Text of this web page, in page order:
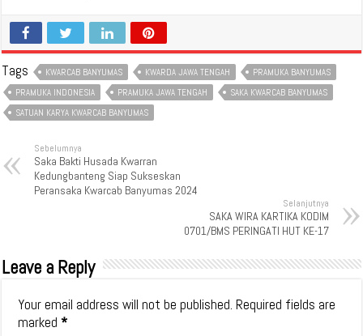
Tags KWARCAB BANYUMAS KWARDA JAWA TENGAH
PRAMUKA BANYUMAS
PRAMUKA INDONESIA
PRAMUKA JAWA TENGAH
SAKA KWARCAB BANYUMAS
SATUAN KARYA KWARCAB BANYUMAS
Sebelumnya
Saka Bakti Husada Kwarran
Kedungbanteng Siap Sukseskan
Peransaka Kwarcab Banyumas 2024
Selanjutnya
SAKA WIRA KARTIKA KODIM
0701/BMS PERINGATI HUT KE-17
Leave a Reply
Your email address will not be published. Required fields are
marked*